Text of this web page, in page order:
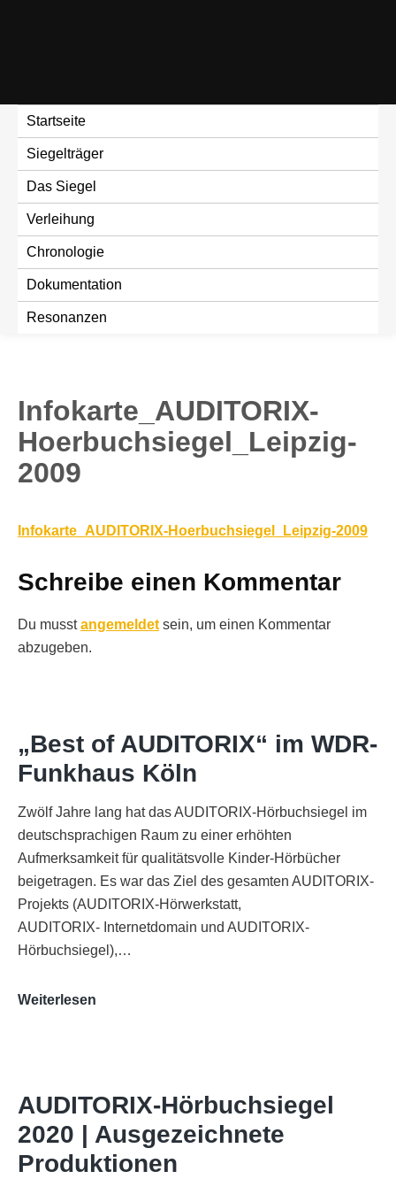
Startseite
Siegelträger
Das Siegel
Verleihung
Chronologie
Dokumentation
Resonanzen
Infokarte_AUDITORIX-
Hoerbuchsiegel_Leipzig-
2009
Infokarte_AUDITORIX-Hoerbuchsiegel_Leipzig-2009
Schreibe einen Kommentar
Du musstangemeldet sein, um einen Kommentar
abzugeben.
„Best of AUDITORIX“ im WDR-
Funkhaus Köln
Zwölf Jahre lang hat das AUDITORIX-Hörbuchsiegel im
deutschsprachigen Raum zu einer erhöhten
Aufmerksamkeit für qualitätsvolle Kinder-Hörbücher
beigetragen. Es war das Ziel des gesamten AUDITORIX-
Projekts (AUDITORIX-Hörwerkstatt,
AUDITORIX- Internetdomain und AUDITORIX-
Hörbuchsiegel),…
Weiterlesen
Funkhaus
Köln
AUDITORIX-Hörbuchsiegel
2020 | Ausgezeichnete
Produktionen